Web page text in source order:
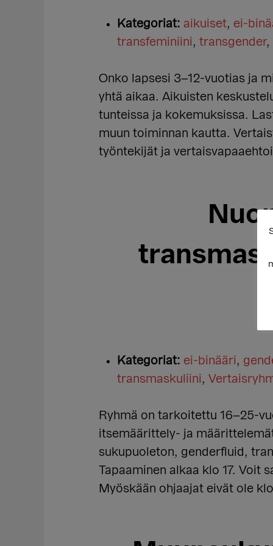
Kategoriat: aikuiset, ei-
transfeminiini, transgender,
Onko lapsesi 3–12-vuotias ja
yhtä aikaa. Aikuisten
tunteissa ja kokemuksissa.
muun toiminnan kautta.
työntekijät ja
Kategoriat: ei-binääri,
transmaskuliini,
Ryhmä on tarkoitettu 16–25-
itsemäärittely- ja
sukupuoleton, genderfluid,
Tapaaminen alkaa klo 17. Voit
Myöskään ohjaajat eivät ole